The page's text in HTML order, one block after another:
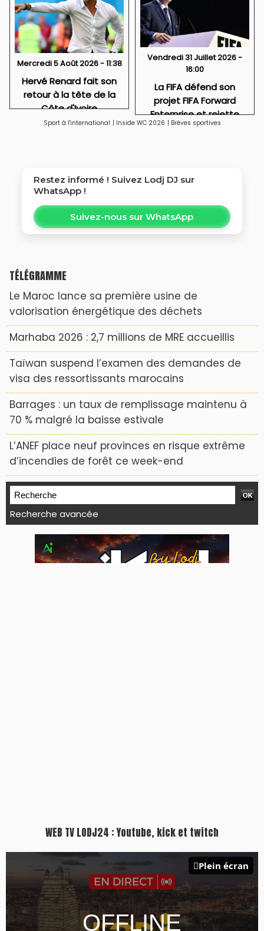
Mercredi 5 Août 2026 - 11:38
Hervé Renard fait son
retour à la tête de la
Côte d'Ivoire
Vendredi 31 Juillet 2026 -
16:00
La FIFA défend son
projet FIFA Forward
Enterprise et rejette
toute idée de
Sport à l'international | Inside WC 2026 | Brèves sportives
Restez informé ! Suivez Lodj DJ sur
WhatsApp !
Suivez-nous sur WhatsApp
TÉLÉGRAMME
Le Maroc lance sa première usine de
valorisation énergétique des déchets
Marhaba 2026 : 2,7 millions de MRE accueillis
Taïwan suspend l’examen des demandes de
visa des ressortissants marocains
Barrages : un taux de remplissage maintenu à
70 % malgré la baisse estivale
L’ANEF place neuf provinces en risque extrême
d’incendies de forêt ce week-end
Recherche avancée
WEB TV LODJ24 : Youtube, kick et twitch
Plein écran